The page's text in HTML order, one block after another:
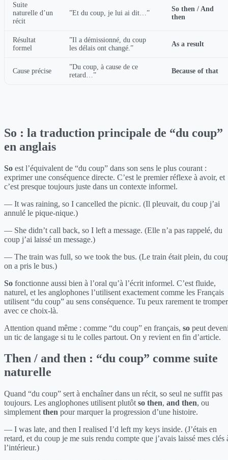
Suite
naturelle d’un
récit
”Et du coup, je lui ai dit…”
So then / And
then
Résultat
formel
”Il a démissionné, du coup
les délais ont changé.”
As a result
Cause précise
”Du coup, à cause de ce
retard…”
Because of that
So : la traduction principale de “du coup”
en anglais
So est l’équivalent de “du coup” dans son sens le plus courant :
exprimer une conséquence directe. C’est le premier réflexe à avoir, et
c’est presque toujours juste dans un contexte informel.
— It was raining, so I cancelled the picnic. (Il pleuvait, du coup j’ai
annulé le pique-nique.)
— She didn’t call back, so I left a message. (Elle n’a pas rappelé, du
coup j’ai laissé un message.)
— The train was full, so we took the bus. (Le train était plein, du
on a pris le bus.)
So fonctionne aussi bien à l’oral qu’à l’écrit informel. C’est fluide,
naturel, et les anglophones l’utilisent exactement comme les Français
utilisent “du coup” au sens conséquence. Tu peux rarement te tromper
avec ce choix-là.
Attention quand même : comme “du coup” en français, so peut
un tic de langage si tu le colles partout. On y revient en fin d’article.
Then / and then : “du coup” comme suite
naturelle
Quand “du coup” sert à enchaîner dans un récit, so seul ne suffit pas
toujours. Les anglophones utilisent plutôt so then, and then, ou
simplement then pour marquer la progression d’une histoire.
— I was late, and then I realised I’d left my keys inside. (J’étais en
retard, et du coup je me suis rendu compte que j’avais laissé mes clés
l’intérieur.)